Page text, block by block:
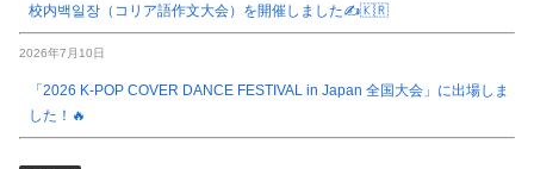
校内백일장（コリア語作文大会）を開催しました✍️🇰🇷
2026年7月10日
「2026 K-POP COVER DANCE FESTIVAL in Japan 全国大会」に出場しま
した！🔥